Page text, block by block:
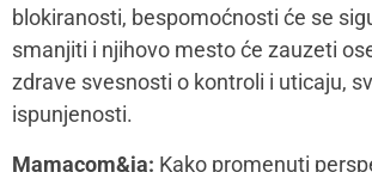
takvim situacijama često rade
počnu da odlažu bavljenje
brzaju „da bi što pre sve rešili, pa da
vremena da odmore i posvete se
međutim da obe ove strategije samo